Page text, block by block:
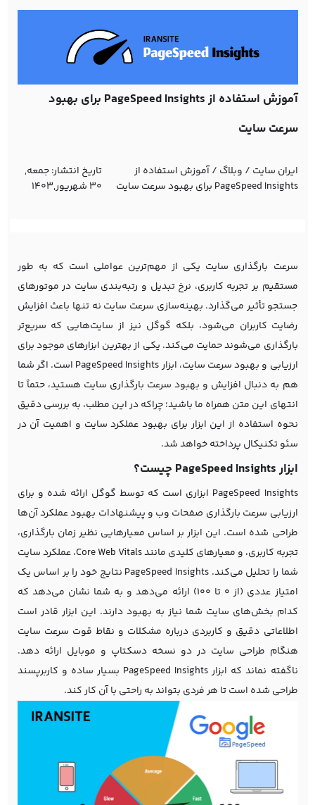
آموزش استفاده از PageSpeed Insights برای بهبود
سرعت سایت
ایران سایت / وبلاگ /آموزش استفاده از
PageSpeed Insights برای بهبود سرعت سایت
تاریخ انتشار:جمعه,
30 شهریور,1403
سرعت بارگذاری سایت یکی از مهم‌ترین عواملی است که به طور
مستقیم بر تجربه کاربری، نرخ تبدیل و رتبه‌بندی سایت در موتورهای
جستجو تأثیر می‌گذارد. بهینه‌سازی سرعت سایت نه تنها باعث افزایش
رضایت کاربران می‌شود، بلکه گوگل نیز از سایت‌هایی که سریع‌تر
بارگذاری می‌شوند حمایت می‌کند. یکی از بهترین ابزارهای موجود برای
ارزیابی و بهبود سرعت سایت، ابزار PageSpeed Insights است. اگر شما
هم به دنبال افزایش و بهبود سرعت بارگذاری سایت هستید، حتماً تا
انتهای این متن همراه ما باشید؛ چراکه در این مطلب، به بررسی دقیق
نحوه استفاده از این ابزار برای بهبود عملکرد سایت و اهمیت آن در
سئو تکنیکال پرداخته خواهد شد.
ابزار PageSpeed Insights چیست؟
PageSpeed Insights ابزاری است که توسط گوگل ارائه شده و برای
ارزیابی سرعت بارگذاری صفحات وب و پیشنهادات بهبود عملکرد آن‌ها
طراحی شده است. این ابزار بر اساس معیارهایی نظیر زمان بارگذاری،
تجربه کاربری، و معیارهای کلیدی مانند Core Web Vitals، عملکرد سایت
شما را تحلیل می‌کند. PageSpeed Insights نتایج خود را بر اساس یک
امتیاز عددی (از ۰ تا ۱۰۰) ارائه می‌دهد و به شما نشان می‌دهد که
کدام بخش‌های سایت شما نیاز به بهبود دارند. این ابزار قادر است
اطلاعاتی دقیق و کاربردی درباره مشکلات و نقاط قوت سرعت سایت
هنگام طراحی سایت در دو نسخه دسکتاپ و موبایل ارائه دهد.
ناگفته نماند که ابزار PageSpeed Insights بسیار ساده و کاربرپسند
طراحی شده است تا هر فردی بتواند به راحتی با آن کار کند.